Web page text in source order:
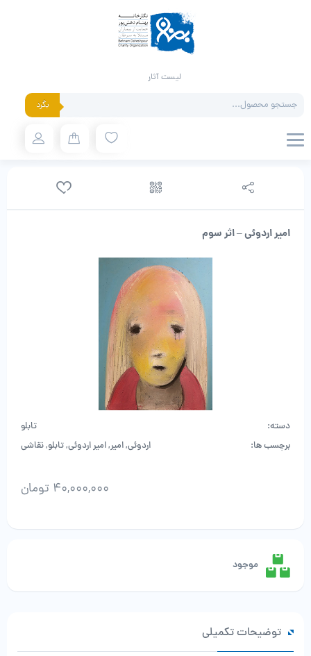
لیست آثار
search بگرد
امیر اردوئی – اثر سوم
دسته:
تابلو
برچسب ها:
اردوئی,امیر,امیر اردوئی,تابلو,نقاشی
40,000,000 تومان
اثر
سوم
عدد
موجود
توضیحات تکمیلی